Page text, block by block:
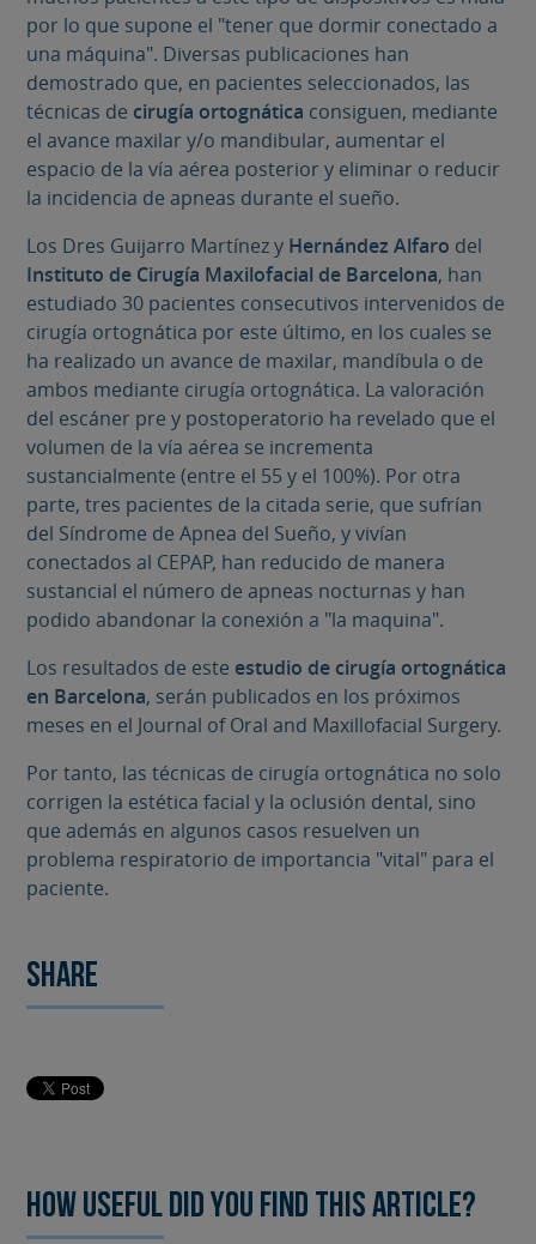
por lo que supone el "tener que dormir conectado a
una máquina". Diversas publicaciones han
demostrado que, en pacientes seleccionados, las
técnicas de cirugía ortognática consiguen, mediante
el avance maxilar y/o mandibular, aumentar el
espacio de la vía aérea posterior y eliminar o reducir
la incidencia de apneas durante el sueño.
Los Dres Guijarro Martínez y Hernández Alfaro del
Instituto de Cirugía Maxilofacial de Barcelona, han
estudiado 30 pacientes consecutivos intervenidos de
cirugía ortognática por este último, en los cuales se
ha realizado un avance de maxilar, mandíbula o de
ambos mediante cirugía ortognática. La valoración
del escáner pre y postoperatorio ha revelado que el
volumen de la vía aérea se incrementa
sustancialmente (entre el 55 y el 100%). Por otra
parte, tres pacientes de la citada serie, que sufrían
del Síndrome de Apnea del Sueño, y vivían
conectados al CEPAP, han reducido de manera
sustancial el número de apneas nocturnas y han
podido abandonar la conexión a "la maquina".
Los resultados de este estudio de cirugía ortognática
en Barcelona, serán publicados en los próximos
meses en el Journal of Oral and Maxillofacial Surgery.
Por tanto, las técnicas de cirugía ortognática no solo
corrigen la estética facial y la oclusión dental, sino
que además en algunos casos resuelven un
problema respiratorio de importancia "vital" para el
paciente.
Share
How useful did you find this article?